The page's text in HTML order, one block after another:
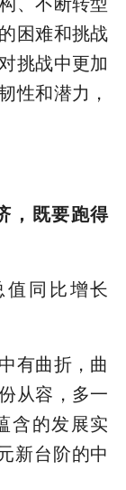
困难和挑战
挑战中更加
性和潜力，
既要跑得
同比增长
有曲折，曲
从容，多一
含的发展实
新台阶的中